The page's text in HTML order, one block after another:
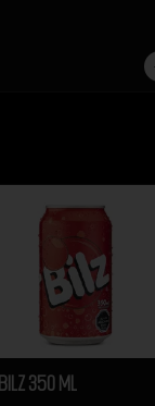
Bilz 350 ml